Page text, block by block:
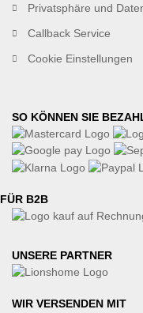
Privatsphäre und
Callback Service
Cookie Einstellungen
SO KÖNNEN SIE
FÜR B2B
UNSERE PARTNER
WIR VERSENDEN MIT